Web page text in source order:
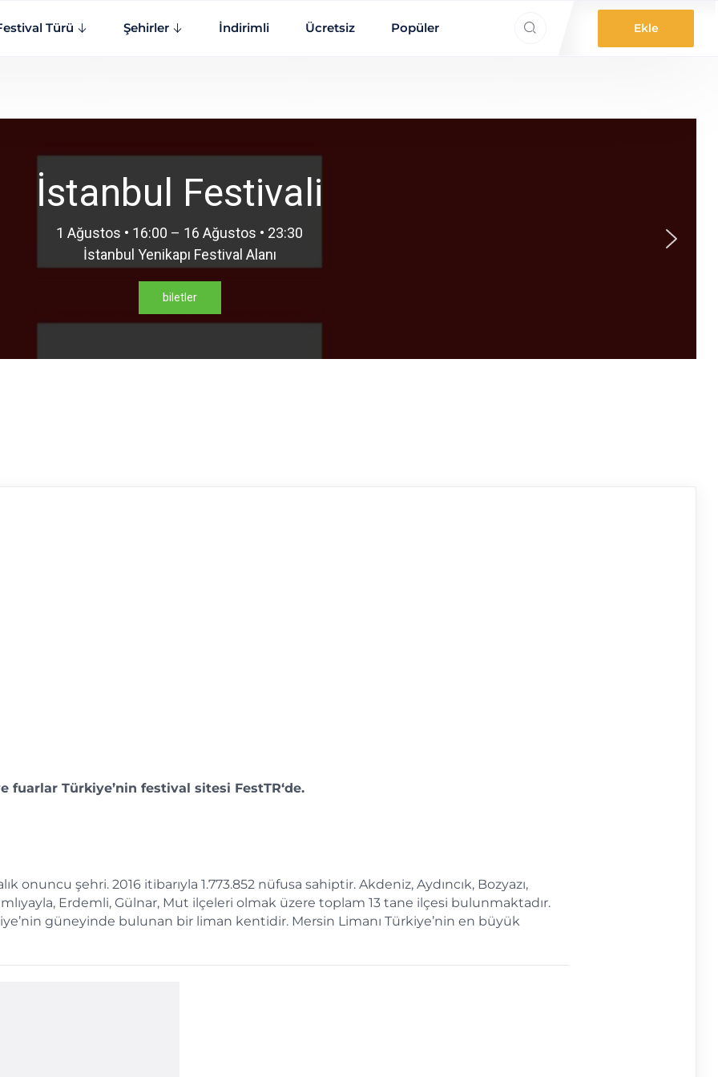
Türü Şehirler İndirimli Ücretsiz Popüler Ekle
ne aradınız?
İstanbul Festivali
1 Ağustos • 16:00 – 16 Ağustos • 23:30
İstanbul Yenikapı Festival Alanı
biletler
fuarlar Türkiye’nin festival sitesi FestTR‘de.
onuncu şehri. 2016 itibarıyla 1.773.852 nüfusa sahiptir. Akdeniz, Aydıncık, Bozyazı,
Erdemli, Gülnar, Mut ilçeleri olmak üzere toplam 13 tane ilçesi bulunmaktadır.
güneyinde bulunan bir liman kentidir. Mersin Limanı Türkiye’nin en büyük